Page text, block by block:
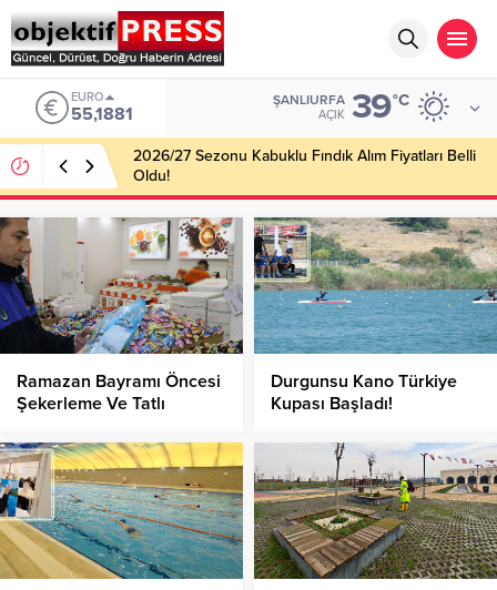
EURO
55,1881
ŞANLIURFA
AÇIK 39°C
2026/27 Sezonu Kabuklu Fındık Alım Fiyatları Belli
Oldu!
Ramazan Bayramı Öncesi
Şekerleme Ve Tatlı
Durgunsu Kano Türkiye
Kupası Başladı!